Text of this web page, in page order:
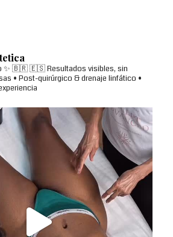
✨ 🇧🇷 🇪🇸Resultados visibles, sin
• Post-quirúrgico & drenaje linfático •